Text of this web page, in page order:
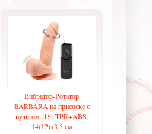
Вибратор-Ротатор
BARBARA на присоске с
пультом ДУ, TPR+ABS,
14(12)х3,5 см